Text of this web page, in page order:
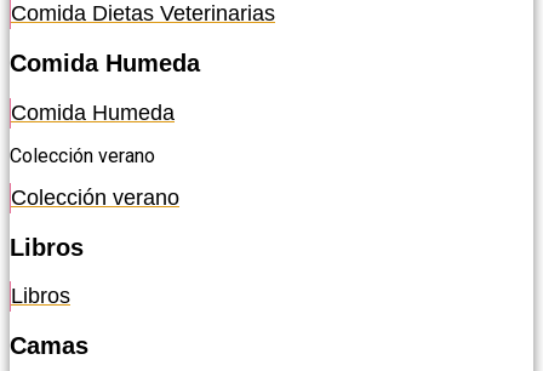
Comida Dietas Veterinarias
Comida Humeda
Comida Humeda
Colección verano
Colección verano
Libros
Libros
Camas